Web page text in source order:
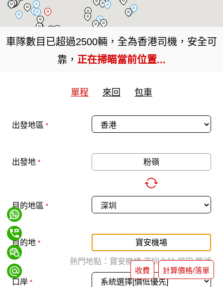
車隊數目已超過2500輛，全為香港司機，安全可
靠， 正在掃瞄當前位置...
單程 來回 包車
出發地區 *
出發地 *
目的地區 *
目的地 *
熱門地點： 寶安機場 深圳北站 福田 羅湖
口岸 *
計算價格/落單
收費